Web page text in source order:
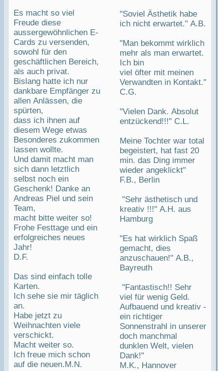
Es macht so viel
Freude diese
aussergewöhnlichen E-
Cards zu versenden,
sowohl für den
geschäftlichen Bereich,
als auch privat.
Bislang hatte ich nur
dankbare Empfänger zu
allen Anlässen, die
spürten,
dass ich ihnen auf
diesem Wege etwas
Besonderes zukommen
lassen wollte.
Und damit macht man
sich dann letztlich
selbst noch ein
Geschenk! Danke an
Andreas Piel und sein
Team,
macht bitte weiter so!
Frohe Festtage und ein
erfolgreiches neues
Jahr!
D.F.
Das sind einfach tolle
Karten.
Ich sehe sie mir täglich
an.
Habe jetzt zu
Weihnachten viele
verschickt.
Macht weiter so.
Ich freue mich schon
auf die neuen.M.N.
"Soviel Ästhetik habe
ich nicht erwartet." A.B.
"Man bekommt wirklich
mehr als man erwartet.
Ich bin
viel öfter mit meinen
Verwandten in Kontakt."
C.G.
"Vielen Dank. Absolut
entzückend!!!" C.L.
Meine Tochter war total
begeistert, hat fast 20
min. das Ding immer
wieder angeklickt"
F.B., Berlin
"Sehr ästhetisch und
kreativ !!!" A.H. aus
Hamburg
"Es hat wirklich Spaß
gemacht, dies
anzuschauen!" A.B.,
Bayreuth
"Fantastisch!! Sehr
viel für wenig Geld.
Aufbauend und kreativ -
ein richtiger
Sonnenstrahl in unserer
doch manchmal
dunklen Welt, vielen
Dank!"
M.K., Hannover